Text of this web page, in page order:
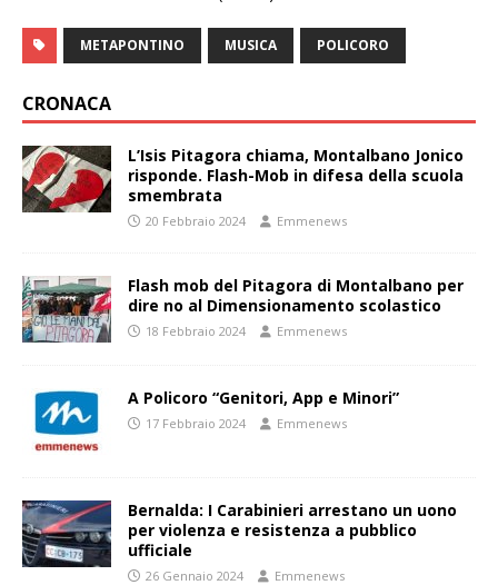
METAPONTINO MUSICA POLICORO
CRONACA
L’Isis Pitagora chiama, Montalbano Jonico
risponde. Flash-Mob in difesa della scuola
smembrata
20 Febbraio 2024 Emmenews
Flash mob del Pitagora di Montalbano per
dire no al Dimensionamento scolastico
18 Febbraio 2024 Emmenews
A Policoro “Genitori, App e Minori”
17 Febbraio 2024 Emmenews
Bernalda: I Carabinieri arrestano un uono
per violenza e resistenza a pubblico
ufficiale
26 Gennaio 2024 Emmenews